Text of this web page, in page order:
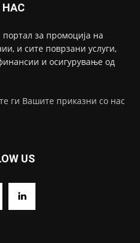
НАС
за промоција на
и сите поврзани услуги,
и осигурување од
ги Вашите приказни со нас
US